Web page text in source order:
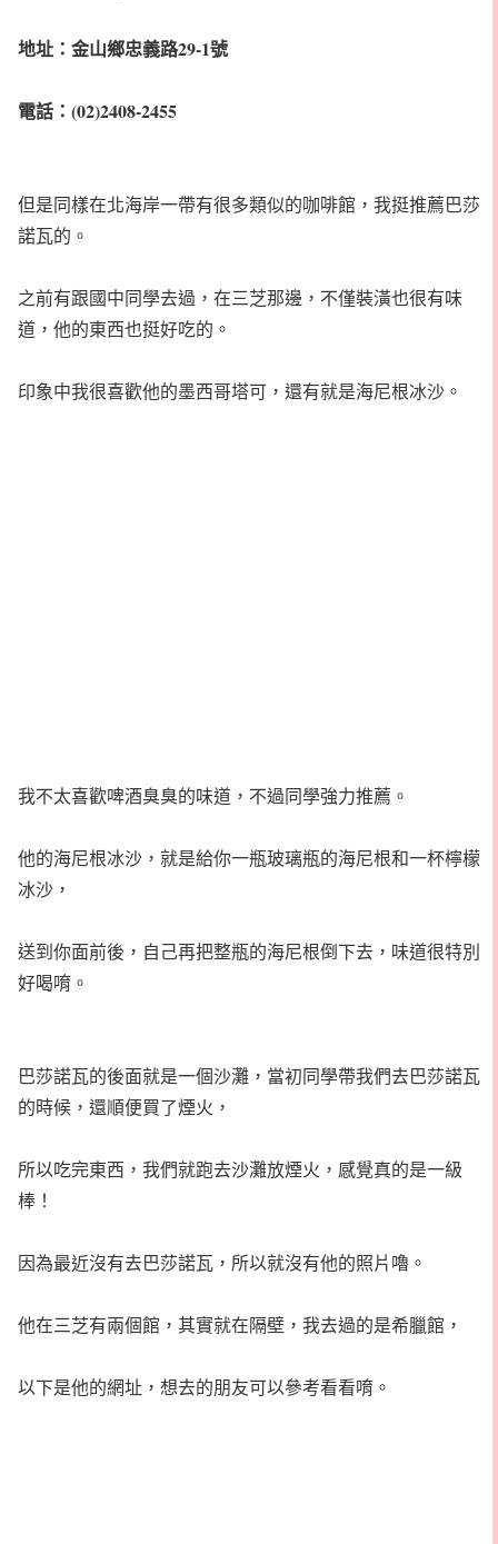
地址：金山鄉忠義路29-1號
電話：(02)2408-2455
但是同樣在北海岸一帶有很多類似的咖啡館，我挺推薦巴莎
諾瓦的。
之前有跟國中同學去過，在三芝那邊，不僅裝潢也很有味
道，他的東西也挺好吃的。
印象中我很喜歡他的墨西哥塔可，還有就是海尼根冰沙。
我不太喜歡啤酒臭臭的味道，不過同學強力推薦。
他的海尼根冰沙，就是給你一瓶玻璃瓶的海尼根和一杯檸檬
冰沙，
送到你面前後，自己再把整瓶的海尼根倒下去，味道很特別
好喝唷。
巴莎諾瓦的後面就是一個沙灘，當初同學帶我們去巴莎諾瓦
的時候，還順便買了煙火，
所以吃完東西，我們就跑去沙灘放煙火，感覺真的是一級
棒！
因為最近沒有去巴莎諾瓦，所以就沒有他的照片嚕。
他在三芝有兩個館，其實就在隔壁，我去過的是希臘館，
以下是他的網址，想去的朋友可以參考看看唷。